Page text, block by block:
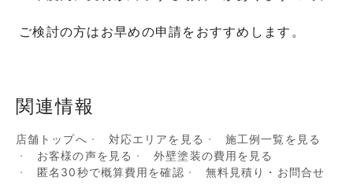
ご検討の方はお早めの申請をおすすめします。
関連情報
店舗トップへ 対応エリアを見る
施工例一覧を見る
お客様の声を見る
外壁塗装の費用を見る
匿名30秒で概算費用を確認
無料見積り・お問合せ